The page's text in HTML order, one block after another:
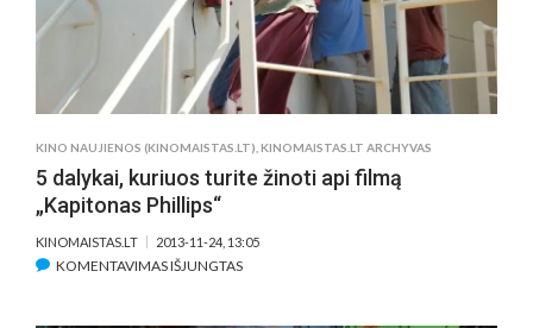
SŪNŲ
KINO NAUJIENOS (KINOMAISTAS.LT) KINOMAISTAS.LT ARCHYVAS
5 dalykai, kuriuos turite žinoti api filmą
„Kapitonas Phillips“
KINOMAISTAS.LT 2013-11-24, 13:05
KOMENTAVIMAS IŠJUNGTASĮRAŠE